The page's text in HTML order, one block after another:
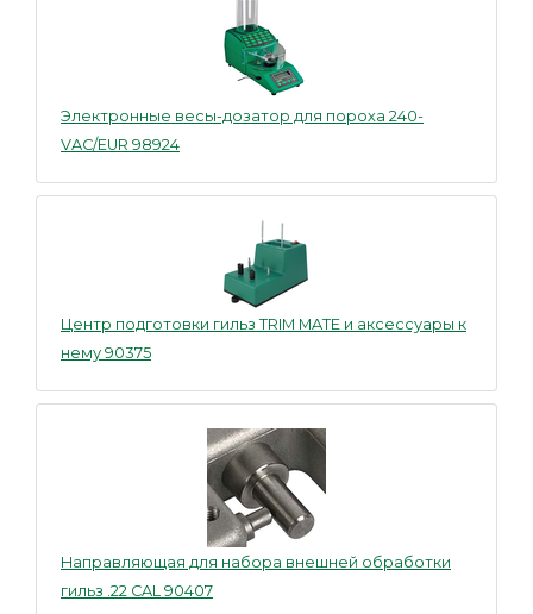
Электронные весы-дозатор для пороха 240-
VAC/EUR 98924
Центр подготовки гильз TRIM MATE и аксессуары к
нему 90375
Направляющая для набора внешней обработки
гильз .22 CAL 90407